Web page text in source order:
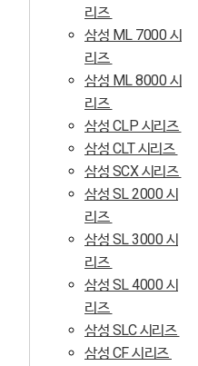
리즈
삼성 ML 7000 시
리즈
삼성 ML 8000 시
리즈
삼성 CLP 시리즈
삼성 CLT 시리즈
삼성 SCX 시리즈
삼성 SL 2000 시
리즈
삼성 SL 3000 시
리즈
삼성 SL 4000 시
리즈
삼성 SLC 시리즈
삼성 CF 시리즈